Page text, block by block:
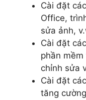
Cài đặt
Office,
sửa ảnh,
Cài đặt
phần
chỉnh sửa
Cài đặt
tăng